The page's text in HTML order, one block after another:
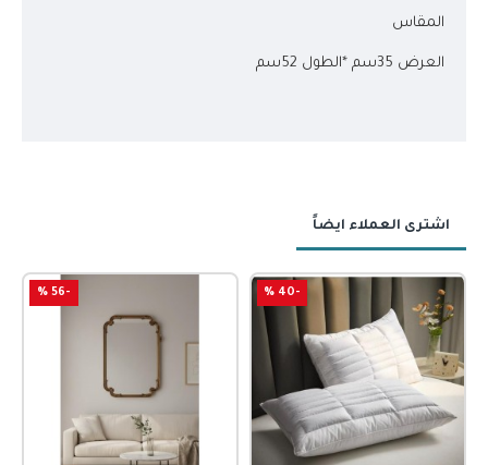
المقاس
العرض 35سم *الطول 52سم
اشترى العملاء ايضاً
-40 %
-56 %